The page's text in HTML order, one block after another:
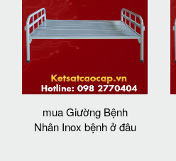
mua Giường Bệnh
Nhân Inox bệnh ở đâu